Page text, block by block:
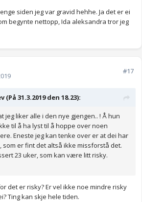
siden jeg var gravid hehhe. Ja det er ei
begynte nettopp, Ida aleksandra tror jeg
#17
31.3.2019 den 18.23):
jeg liker alle i den nye gjengen.. ! Å hun
til å ha lyst til å hoppe over noen
Eneste jeg kan tenke over er at dei har
som er fint det altså ikke missforstå det.
23 uker, som kan være litt risky.
det er risky? Er vel ikke noe mindre risky
Ting kan skje hele tiden.